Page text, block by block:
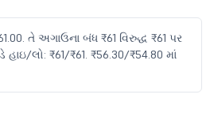
તે અગાઉના બંધ ₹61 વિરુદ્ધ ₹61 પર
લો: ₹61/₹61. ₹56.30/₹54.80 માં